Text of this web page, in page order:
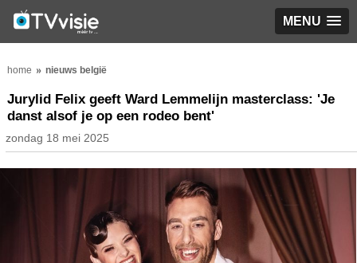
MENU
home nieuws belgië
Jurylid Felix geeft Ward Lemmelijn masterclass: 'Je
danst alsof je op een rodeo bent'
zondag 18 mei 2025